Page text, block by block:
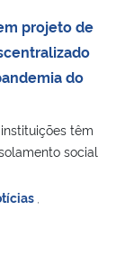
projeto de
do
têm
social